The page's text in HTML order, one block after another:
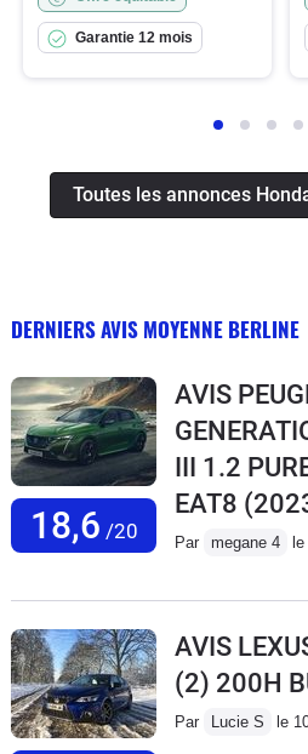
Garantie 12 mois
Toutes les annonces
DERNIERS AVIS MOYENNE BERLINE
18,6 /20
AVIS
III 1.2
EAT8
Par megane 4
AVIS
(2) 200H
Par Lucie S le